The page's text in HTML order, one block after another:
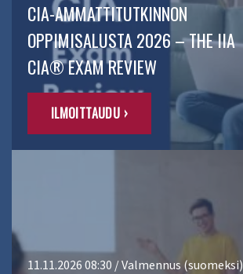
CIA-AMMATTITUTKINNON
OPPIMISALUSTA 2026 – THE IIA
CIA® EXAM REVIEW
ILMOITTAUDU ›
11.11.2026 08:30 / Valmennus (suomeksi)